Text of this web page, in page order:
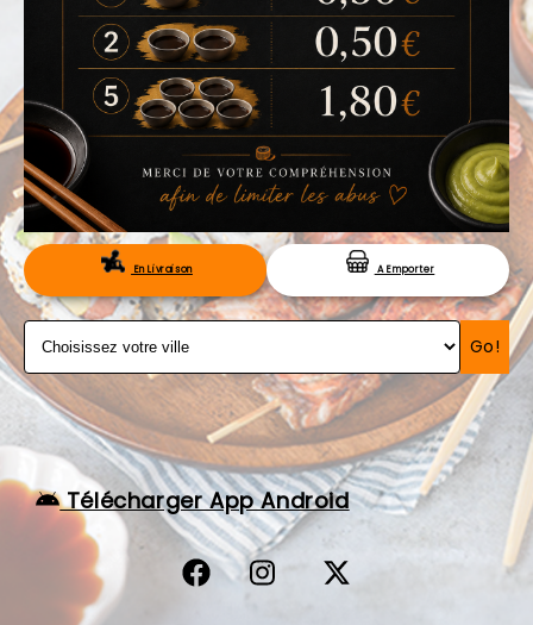
VOTRE COMPTE
NOTRE RESTAURANT
VOS AVIS
MENTIONS LÉGALES
C.G.V
RÉSERVATIONEn Livraison A Emporter
Go!
Télécharger App Android